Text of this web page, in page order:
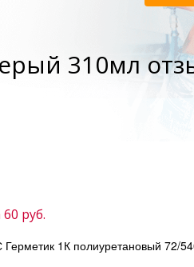
310мл
60 руб.
1К полиуретановый 72/